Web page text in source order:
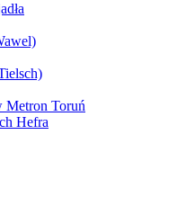
Metron Toruń
Hefra